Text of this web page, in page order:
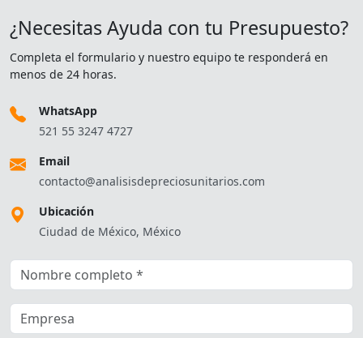
¿Necesitas Ayuda con tu Presupuesto?
Completa el formulario y nuestro equipo te responderá en
menos de 24 horas.
WhatsApp
521 55 3247 4727
Email
contacto@analisisdepreciosunitarios.com
Ubicación
Ciudad de México, México